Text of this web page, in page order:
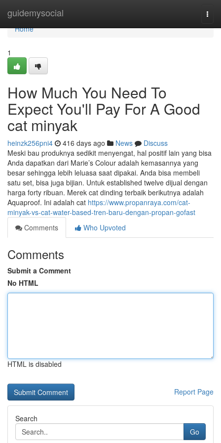
guidemysocial
Home
Home
1
How Much You Need To
Expect You'll Pay For A Good
cat minyak
heinzk256pni4 416 days ago News
Discuss
Meski bau produknya sedikit menyengat, hal positif lain yang bisa
Anda dapatkan dari Marie’s Colour adalah kemasannya yang
besar sehingga lebih leluasa saat dipakai. Anda bisa membeli
satu set, bisa juga bijian. Untuk established twelve dijual dengan
harga forty ribuan. Merek cat dinding terbaik berikutnya adalah
Aquaproof. Ini adalah cat https://www.propanraya.com/cat-
minyak-vs-cat-water-based-tren-baru-dengan-propan-gofast
Comments
Who Upvoted
Comments
Submit a Comment
No HTML
HTML is disabled
Report Page
Search
Go